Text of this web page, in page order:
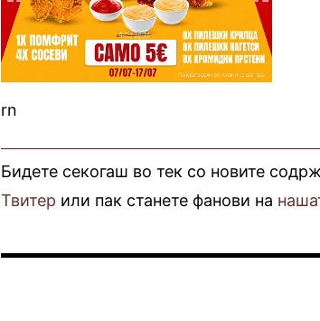
rn
Бидете секогаш во тек со новите
Твитер или пак станете фанови на